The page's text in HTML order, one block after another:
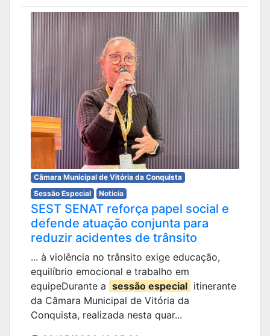
Câmara Municipal de Vitória da Conquista
Sessão Especial
Notícia
SEST SENAT reforça papel social e
defende atuação conjunta para
reduzir acidentes de trânsito
... à violência no trânsito exige educação,
equilíbrio emocional e trabalho em
equipeDurante a sessão especial itinerante
da Câmara Municipal de Vitória da
Conquista, realizada nesta quar...